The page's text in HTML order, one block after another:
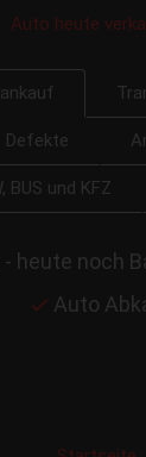
Auto heute
Defekte
BUS und KFZ
heute noch
Auto